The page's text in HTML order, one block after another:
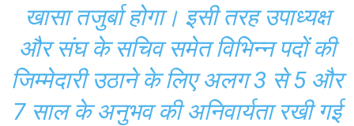
खासा तजुर्बा होगा। इसी तरह उपाध्यक्ष
और संघ के सचिव समेत विभिन्न पदों की
जिम्मेदारी उठाने के लिए अलग 3 से 5 और
7 साल के अनुभव की अनिवार्यता रखी गई